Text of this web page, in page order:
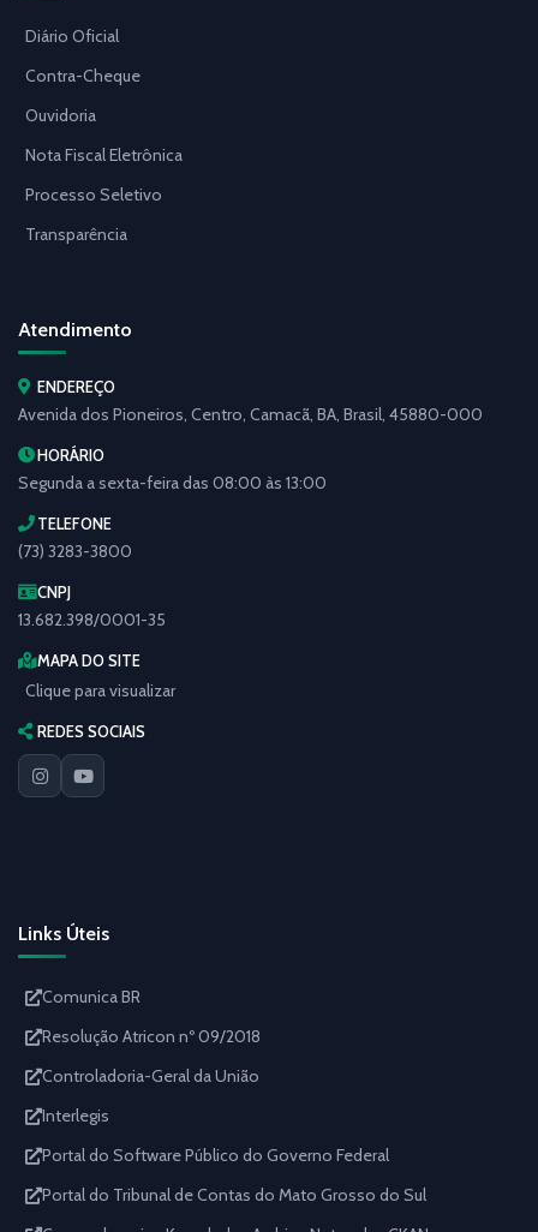
Diário Oficial
Contra-Cheque
Ouvidoria
Nota Fiscal Eletrônica
Processo Seletivo
Transparência
Atendimento
ENDEREÇO
Avenida dos Pioneiros, Centro, Camacã, BA, Brasil, 45880-000
HORÁRIO
Segunda a sexta-feira das 08:00 às 13:00
TELEFONE
(73) 3283-3800
CNPJ
13.682.398/0001-35
MAPA DO SITE
Clique para visualizar
REDES SOCIAIS
Links Úteis
Comunica BR
Resolução Atricon nº 09/2018
Controladoria-Geral da União
Interlegis
Portal do Software Público do Governo Federal
Portal do Tribunal de Contas do Mato Grosso do Sul